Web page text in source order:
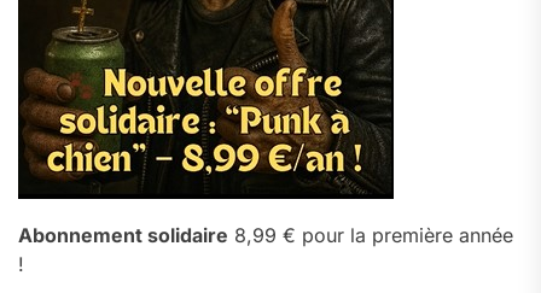
Abonnement solidaire 8,99 € pour la première année
!